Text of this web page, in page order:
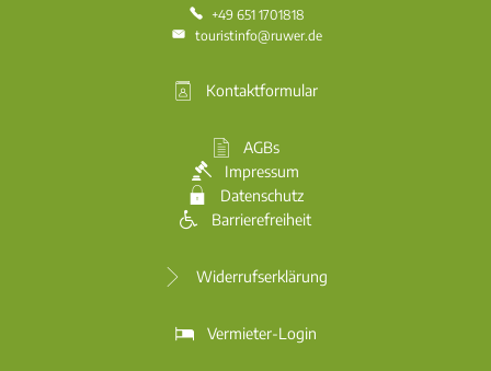
+49 651 1701818
touristinfo@ruwer.de
Kontaktformular
AGBs
Impressum
Datenschutz
Barrierefreiheit
Widerrufserklärung
Vermieter-Login